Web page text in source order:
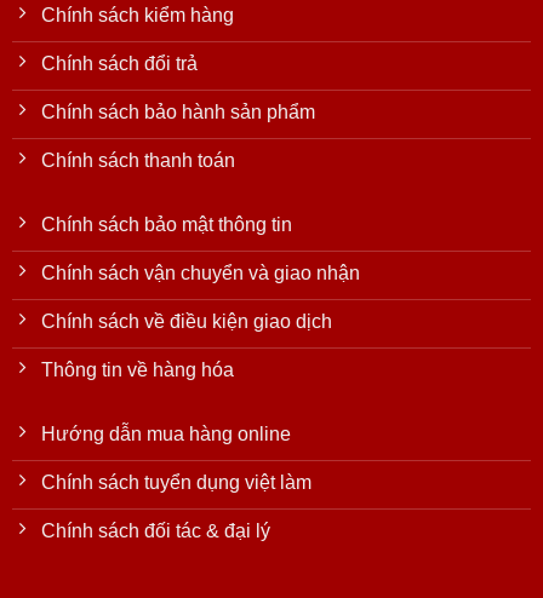
Chính sách kiểm hàng
Chính sách đổi trả
Chính sách bảo hành sản phẩm
Chính sách thanh toán
Chính sách bảo mật thông tin
Chính sách vận chuyển và giao nhận
Chính sách về điều kiện giao dịch
Thông tin về hàng hóa
Hướng dẫn mua hàng online
Chính sách tuyển dụng việt làm
Chính sách đối tác & đại lý